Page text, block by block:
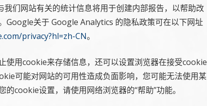
们网站有关的统计信息将用于创建内部报告，以帮助改
Google关于 Google Analytics 的隐私政策可在以下网址
privacy?hl=zh-CN。
使用cookie来存储信息，还可以设置浏览器在接受cookie
可能对网站的可用性造成负面影响，您可能无法使用某
cookie设置，请使用网络浏览器的“帮助”功能。